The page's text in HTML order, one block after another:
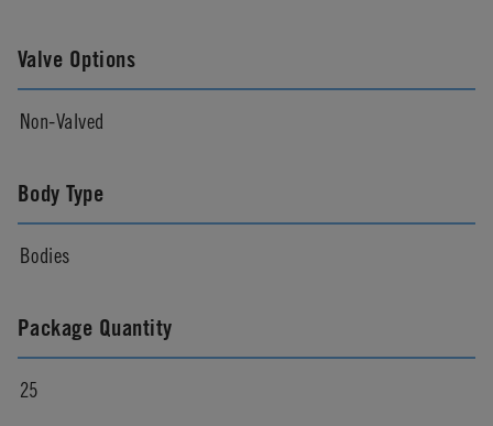
Valve Options
Non-Valved
Body Type
Bodies
Package Quantity
25